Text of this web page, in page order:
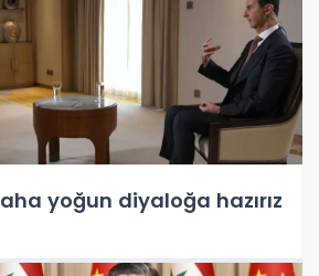
yoğun diyaloğa hazırız